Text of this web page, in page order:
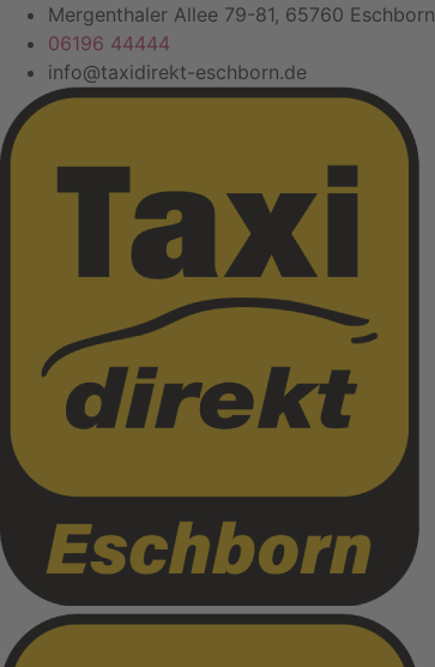
Zum
Inhalt
springen
Mergenthaler Allee 79-81, 65760 Eschborn
06196 44444
info@taxidirekt-eschborn.de